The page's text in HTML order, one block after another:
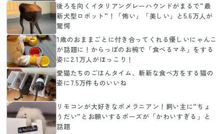
後ろを向くイタリアングレーハウンドがまるで”最
新犬型ロボット”！「怖い」「美しい」と5.6万人が
驚愕
1歳のおままごとに付き合ってくれる優しいにゃんこ
が話題に！からっぽのお椀で「食べるマネ」をする
姿に2.1万人がほっこり！
愛猫たちのごはんタイム、斬新な食べ方をする猫の
姿に7.5万件ものいいね
リモコンが大好きなポメラニアン！飼い主に“ちょ
うだい”とお願いするポーズが「かわいすぎる」と
話題